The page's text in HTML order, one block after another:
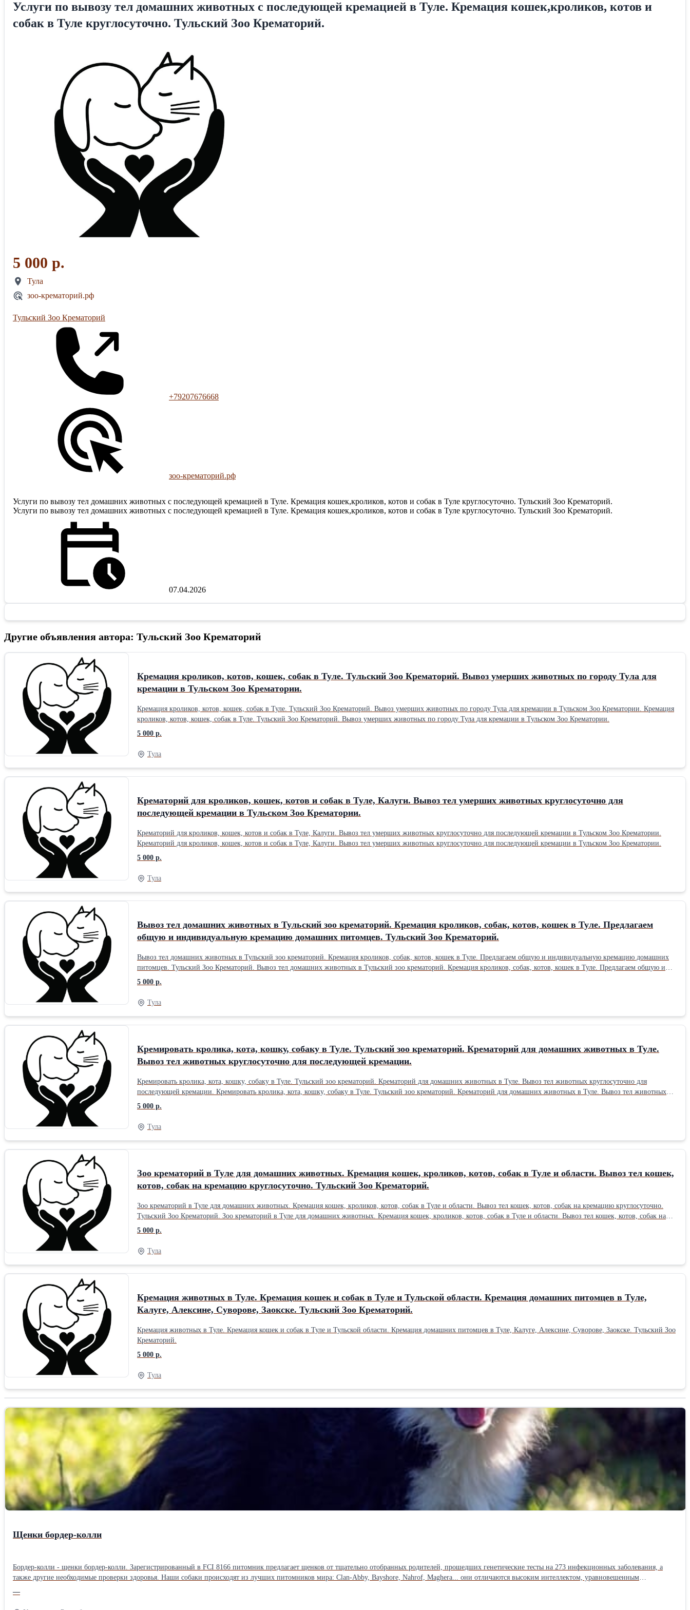
Услуги по вывозу тел домашних животных с последующей кремацией в Туле. Кремация кошек,кроликов, котов и
собак в Туле круглосуточно. Тульский Зоо Крематорий.
5 000 р.
Тула
зоо-крематорий.рф
Тульский Зоо Крематорий
+79207676668
зоо-крематорий.рф
Услуги по вывозу тел домашних животных с последующей кремацией в Туле. Кремация кошек,кроликов, котов и собак в Туле круглосуточно. Тульский Зоо Крематорий.
Услуги по вывозу тел домашних животных с последующей кремацией в Туле. Кремация кошек,кроликов, котов и собак в Туле круглосуточно. Тульский Зоо Крематорий.
07.04.2026
Другие объявления автора: Тульский Зоо Крематорий
Кремация кроликов, котов, кошек, собак в Туле. Тульский Зоо Крематорий. Вывоз умерших животных по городу Тула для
кремации в Тульском Зоо Крематории.
Кремация кроликов, котов, кошек, собак в Туле. Тульский Зоо Крематорий. Вывоз умерших животных по городу Тула для кремации в Тульском Зоо Крематории. Кремация
кроликов, котов, кошек, собак в Туле. Тульский Зоо Крематорий. Вывоз умерших животных по городу Тула для кремации в Тульском Зоо Крематории.
5 000 р.
Тула
Крематорий для кроликов, кошек, котов и собак в Туле, Калуги. Вывоз тел умерших животных круглосуточно для
последующей кремации в Тульском Зоо Крематории.
Крематорий для кроликов, кошек, котов и собак в Туле, Калуги. Вывоз тел умерших животных круглосуточно для последующей кремации в Тульском Зоо Крематории.
Крематорий для кроликов, кошек, котов и собак в Туле, Калуги. Вывоз тел умерших животных круглосуточно для последующей кремации в Тульском Зоо Крематории.
5 000 р.
Тула
Вывоз тел домашних животных в Тульский зоо крематорий. Кремация кроликов, собак, котов, кошек в Туле. Предлагаем
общую и индивидуальную кремацию домашних питомцев. Тульский Зоо Крематорий.
Вывоз тел домашних животных в Тульский зоо крематорий. Кремация кроликов, собак, котов, кошек в Туле. Предлагаем общую и индивидуальную кремацию домашних
питомцев. Тульский Зоо Крематорий. Вывоз тел домашних животных в Тульский зоо крематорий. Кремация кроликов, собак, котов, кошек в Туле. Предлагаем общую и
индивидуальную кремацию домашних питомцев. Тульский Зоо Крематорий.
5 000 р.
Тула
Кремировать кролика, кота, кошку, собаку в Туле. Тульский зоо крематорий. Крематорий для домашних животных в Туле.
Вывоз тел животных круглосуточно для последующей кремации.
Кремировать кролика, кота, кошку, собаку в Туле. Тульский зоо крематорий. Крематорий для домашних животных в Туле. Вывоз тел животных круглосуточно для
последующей кремации. Кремировать кролика, кота, кошку, собаку в Туле. Тульский зоо крематорий. Крематорий для домашних животных в Туле. Вывоз тел животных
круглосуточно для последующей кремации.
5 000 р.
Тула
Зоо крематорий в Туле для домашних животных. Кремация кошек, кроликов, котов, собак в Туле и области. Вывоз тел кошек,
котов, собак на кремацию круглосуточно. Тульский Зоо Крематорий.
Зоо крематорий в Туле для домашних животных. Кремация кошек, кроликов, котов, собак в Туле и области. Вывоз тел кошек, котов, собак на кремацию круглосуточно.
Тульский Зоо Крематорий. Зоо крематорий в Туле для домашних животных. Кремация кошек, кроликов, котов, собак в Туле и области. Вывоз тел кошек, котов, собак на
кремацию круглосуточно. Тульский Зоо Крематорий.
5 000 р.
Тула
Кремация животных в Туле. Кремация кошек и собак в Туле и Тульской области. Кремация домашних питомцев в Туле,
Калуге, Алексине, Суворове, Заокске. Тульский Зоо Крематорий.
Кремация животных в Туле. Кремация кошек и собак в Туле и Тульской области. Кремация домашних питомцев в Туле, Калуге, Алексине, Суворове, Заокске. Тульский Зоо
Крематорий.
5 000 р.
Тула
Щенки бордер-колли
Бордер-колли - щенки бордер-колли. Зарегистрированный в FCI 8166 питомник предлагает щенков от тщательно отобранных родителей, прошедших генетические тесты на 273 инфекционных заболевания, а
также другие необходимые проверки здоровья. Наши собаки происходят из лучших питомников мира: Clan-Abby, Bayshore, Nahrof, Maghera... они отличаются высоким интеллектом, уравновешенным
выставок, спорта или разведения. Наши щенки предназначены только для тех, кто хочет для себя самого лучшего. Возможна доставка по всей Европе. Контактный телефон +38163626334, Вайбер, Вотсап
—